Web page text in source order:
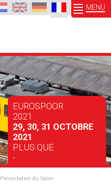
MENU
EUROSPOOR
2021
29, 30, 31 OCTOBRE
2021
PLUS QUE
-
Présentation du Salon